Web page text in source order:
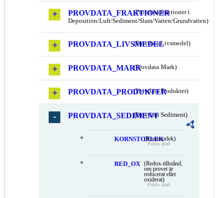
PROVDATA_FRAKTIONER
(Provdata fraktioner i
Deposition/Luft/Sediment/Slam/Vatten/Grundvatten)
PROVDATA_LIVSMEDEL
(Provdata Livsmedel)
PROVDATA_MARK(Provdata Mark)
PROVDATA_PRODUKTER
(Provdata Produkter)
PROVDATA_SEDIMENT(Provdata Sediment)
KORNSTORLEK
(Kornstorlek)
Public draft
RED_OX
(Redox-tillstånd,
om provet är
reducerat eller
oxiderat)
Public draft